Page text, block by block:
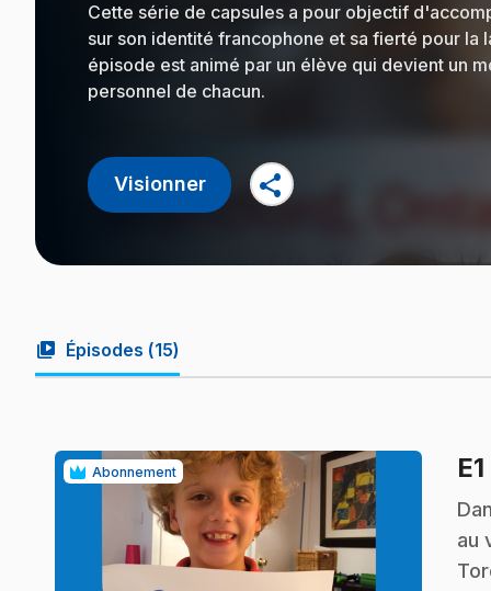
Cette série de capsules a pour objectif
sur son identité francophone et sa fierté pour la
épisode est animé par un élève qui devient un
personnel de chacun.
Visionner share
video_library Épisodes (15)
Abonnement E1
.
au